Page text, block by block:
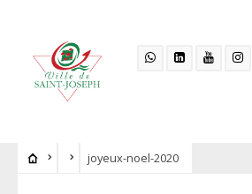
joyeux-noel-2020